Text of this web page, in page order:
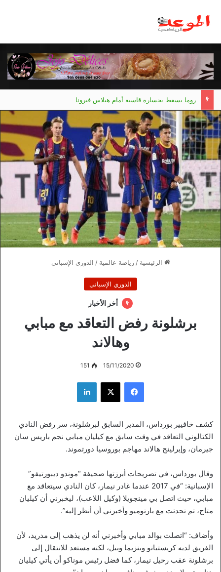
روما يسقط بخسارة قاسية أمام هيلاس فيرونا
الرئيسية / رياضة عالمية / الدوري الإسباني
الدوري الإسباني
أخر الأخبار
برشلونة رفض التعاقد مع مبابي
وهالاند
15/11/2020
151
فيسبوك ‫X لينكدإن
كشف خافيير بورداس، المدير السابق لبرشلونة، سر رفض النادي
الكتالوني التعاقد في وقت سابق مع كيليان مبابي نجم باريس سان
جيرمان، وإيرلينج هالاند مهاجم بوروسيا دورتموند.
وقال بورداس، في تصريحات أبرزتها صحيفة “موندو ديبورتيفو”
الإسبانية: “في 2017 عندما غادر نيمار، كان النادي سيتعاقد مع
مبابي، حيث اتصل بي مينجويلا (وكيل اللاعب)، ليخبرني أن كيليان
متاح، ثم تحدثت مع بارتوميو وأخبرني أن أنظر إليه”.
وأضاف: “اتصلت بوالد مبابي وأخبرني أنه لن يذهب إلى مدريد، لأن
الفريق لديه كريستيانو وبنزيما وبيل، لكنه مستعد للانتقال إلى
برشلونة عقب رحيل نيمار، كما فضل رئيس موناكو أن يأتي كيليان